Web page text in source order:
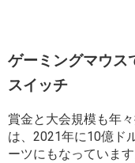
ゲーミングマウス
スイッチ
賞金と大会規模も年
は、2021年に10億ド
ーツにもなっていま